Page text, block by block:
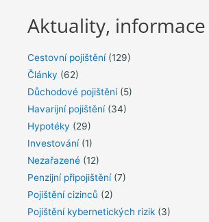
Aktuality, informace
Cestovní pojištění(129)
Články (62)
Důchodové pojištění(5)
Havarijní pojištění(34)
Hypotéky (29)
Investování(1)
Nezařazené (12)
Penzijní připojištění(7)
Pojištění cizinců (2)
Pojištění kybernetických rizik (3)